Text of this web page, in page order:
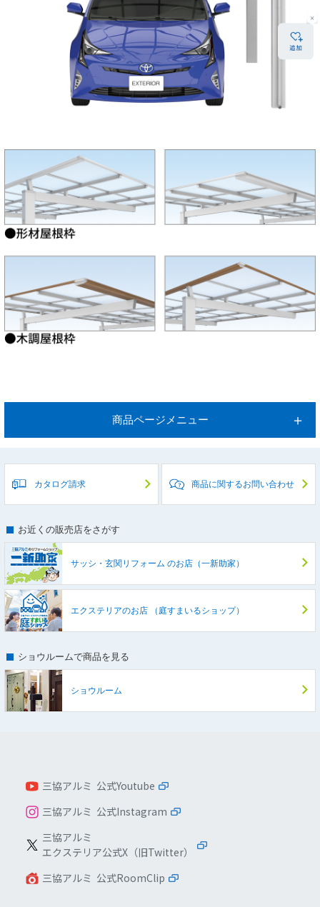
商品ページメニュー
カタログ請求 商品に関するお問い合わせ
お近くの販売店をさがす
サッシ・玄関リフォーム のお店（一新助家）
エクステリアのお店（庭すまいるショップ）
ショウルームで商品を見る
ショウルーム
三協アルミ 公式Youtube
三協アルミ 公式Instagram
三協アルミ
エクステリア公式X（旧Twitter）
三協アルミ 公式RoomClip